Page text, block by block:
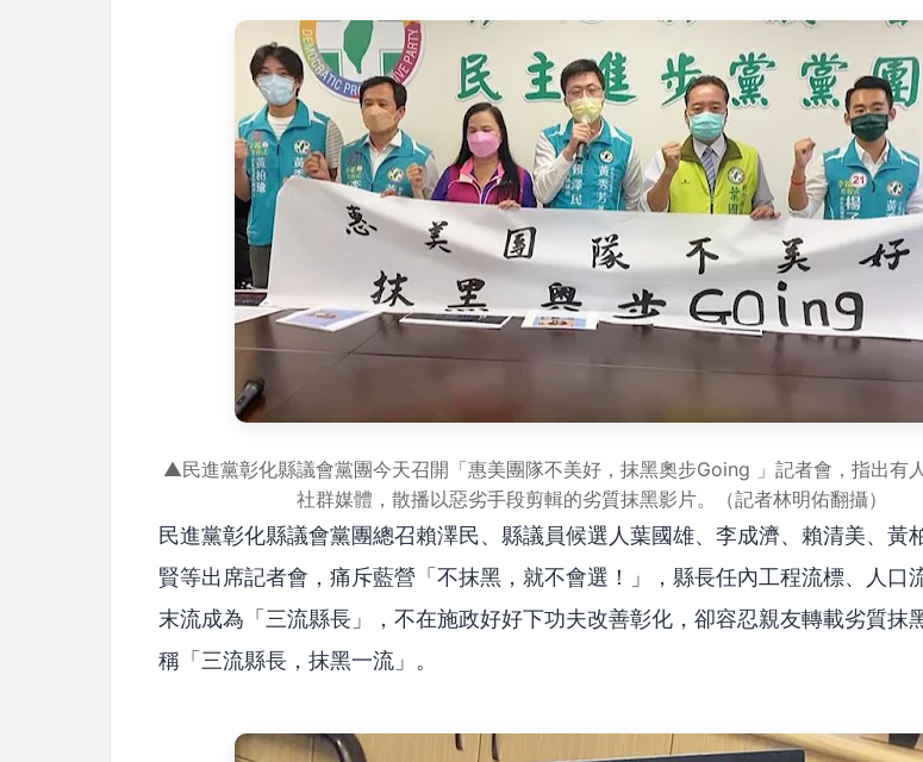
▲民進黨彰化縣議會黨團今天召開「惠美團隊不美好，抹黑奧步Going 」記者會，指出有
社群媒體，散播以惡劣手段剪輯的劣質抹黑影片。（記者林明佑翻攝）
民進黨彰化縣議會黨團總召賴澤民、縣議員候選人葉國雄、李成濟、賴清美、黃
賢等出席記者會，痛斥藍營「不抹黑，就不會選！」，縣長任內工程流標、人口
末流成為「三流縣長」，不在施政好好下功夫改善彰化，卻容忍親友轉載劣質抹
稱「三流縣長，抹黑一流」。